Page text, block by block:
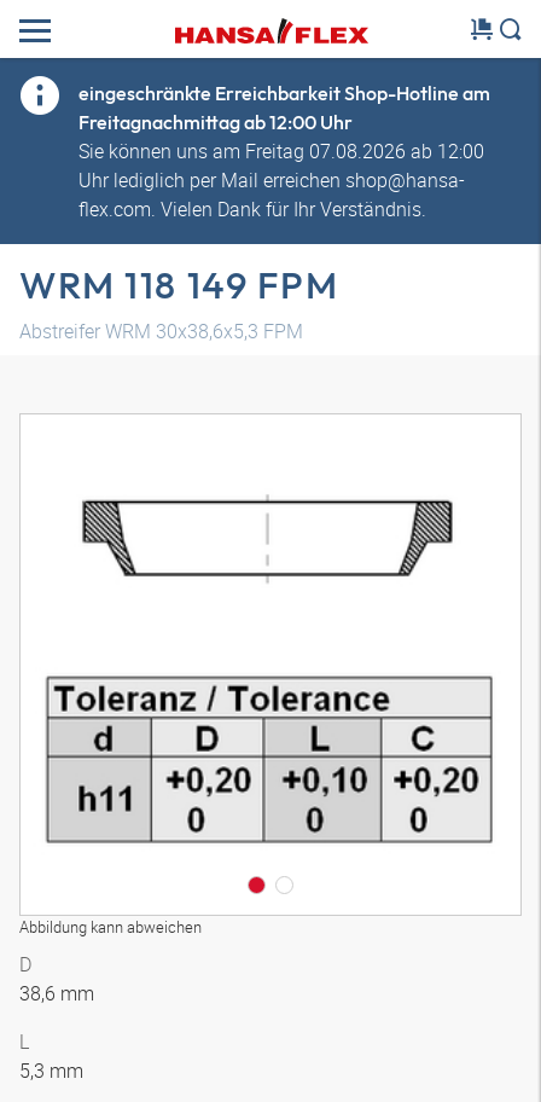
eingeschränkte Erreichbarkeit Shop-Hotline am
Freitagnachmittag ab 12:00 Uhr
Sie können uns am Freitag 07.08.2026 ab 12:00
Uhr lediglich per Mail erreichen shop@hansa-
flex.com. Vielen Dank für Ihr Verständnis.
WRM 118 149 FPM
Abstreifer WRM 30x38,6x5,3 FPM
Abbildung kann abweichen
D
38,6 mm
L
5,3 mm